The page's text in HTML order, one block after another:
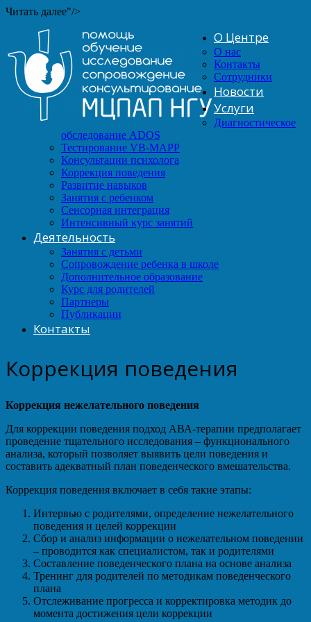
Читать далее"/>
О Центре
О нас
Контакты
Сотрудники
Новости
Услуги
Диагностическое
обследование ADOS
Тестирование VB-MAPP
Консультации психолога
Коррекция поведения
Развитие навыков
Занятия с ребенком
Сенсорная интеграция
Интенсивный курс занятий
Деятельность
Занятия с детьми
Сопровождение ребенка в школе
Дополнительное образование
Курс для родителей
Партнеры
Публикации
Контакты
Коррекция поведения
Коррекция нежелательного поведения
Для коррекции поведения подход АВА-терапии предполагает
проведение тщательного исследования – функционального
анализа, который позволяет выявить цели поведения и
составить адекватный план поведенческого вмешательства.
Коррекция поведения включает в себя такие этапы:
Интервью с родителями, определение нежелательного
поведения и целей коррекции
Сбор и анализ информации о нежелательном поведении
– проводится как специалистом, так и родителями
Составление поведенческого плана на основе анализа
Тренинг для родителей по методикам поведенческого
плана
Отслеживание прогресса и корректировка методик до
момента достижения цели коррекции